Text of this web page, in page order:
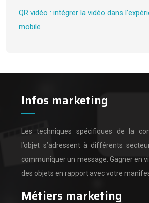
QR vidéo : intégrer la vidéo dans
mobile
Infos marketing
Les techniques spécifiques de la
l’objet s’adressent à différents
communiquer un message. Gagner en
des objets en rapport avec votre
Métiers marketing